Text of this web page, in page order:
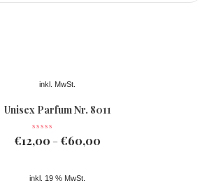
inkl. MwSt.
Unisex Parfum Nr. 8011
€12,00 – €60,00
inkl. 19 % MwSt.